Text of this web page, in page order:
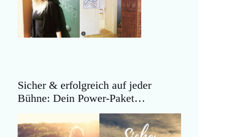
Sicher & erfolgreich auf jeder
Bühne: Dein Power-Paket…